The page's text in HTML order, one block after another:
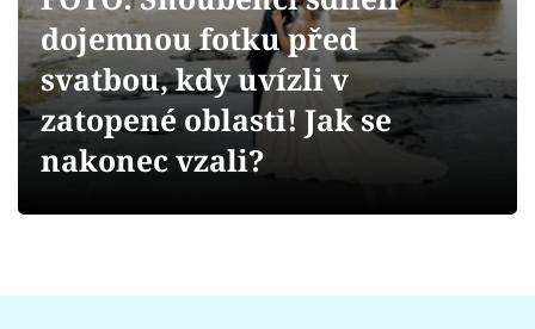
Videa
Sledujte prima+
dojemnou fotku před
svatbou, kdy uvízli v
zatopené oblasti! Jak se
nakonec vzali?